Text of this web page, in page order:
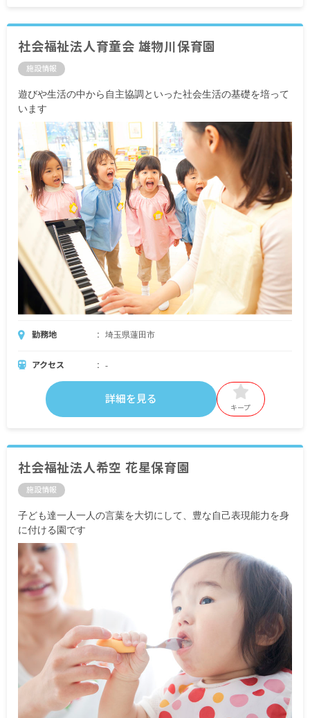
賞与年2回（3月／9月）（業績手当として）
保育士手当（月額40,000円／4月～9月分を9月にま
※入社後1～2カ月間は研修期間のため、時給制で
社会福祉法人育童会 雄物川保育園
施設情報
遊びや生活の中から自主協調といった社会生活の基礎を培って
います
勤務地 埼玉県蓮田市
アクセス -
詳細を見る
キープ
社会福祉法人希空 花星保育園
施設情報
子ども達一人一人の言葉を大切にして、豊な自己表現能力を身
に付ける園です